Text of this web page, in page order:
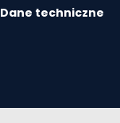
Dane techniczne